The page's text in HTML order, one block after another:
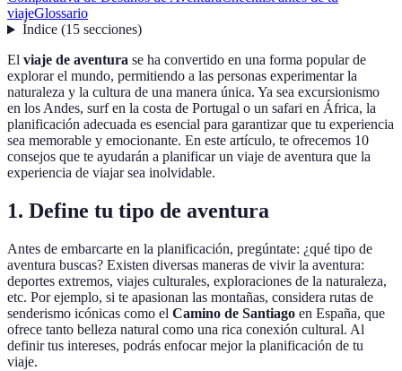
viajeGlossario
Índice(15 secciones)
El viaje de aventura se ha convertido en una forma popular de
explorar el mundo, permitiendo a las personas experimentar la
naturaleza y la cultura de una manera única. Ya sea excursionismo
en los Andes, surf en la costa de Portugal o un safari en África, la
planificación adecuada es esencial para garantizar que tu experiencia
sea memorable y emocionante. En este artículo, te ofrecemos 10
consejos que te ayudarán a planificar un viaje de aventura que la
experiencia de viajar sea inolvidable.
1. Define tu tipo de aventura
Antes de embarcarte en la planificación, pregúntate: ¿qué tipo de
aventura buscas? Existen diversas maneras de vivir la aventura:
deportes extremos, viajes culturales, exploraciones de la naturaleza,
etc. Por ejemplo, si te apasionan las montañas, considera rutas de
senderismo icónicas como el Camino de Santiago en España, que
ofrece tanto belleza natural como una rica conexión cultural. Al
definir tus intereses, podrás enfocar mejor la planificación de tu
viaje.